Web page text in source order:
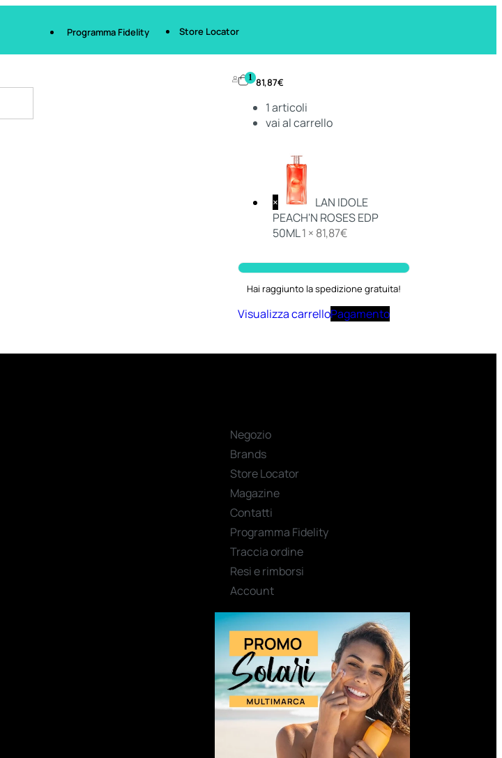
Programma Fidelity Store Locator
1 81,87€
1articoli
vai al carrello
×
LAN IDOLE
PEACH'N ROSES EDP
50ML1 × 81,87€
Hai raggiunto la spedizione gratuita!
Visualizza carrelloPagamento
Negozio
Brands
Store Locator
Magazine
Contatti
Programma Fidelity
Traccia ordine
Resi e rimborsi
Account